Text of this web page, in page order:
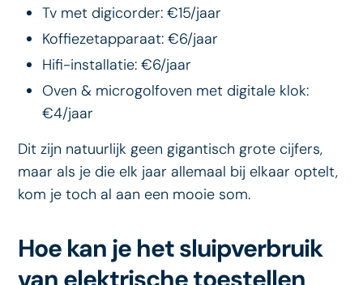
Tv met digicorder: €15/jaar
Koffiezetapparaat: €6/jaar
Hifi-installatie: €6/jaar
Oven & microgolfoven met digitale klok:
€4/jaar
Dit zijn natuurlijk geen gigantisch grote cijfers,
maar als je die elk jaar allemaal bij elkaar optelt,
kom je toch al aan een mooie som.
Hoe kan je het sluipverbruik